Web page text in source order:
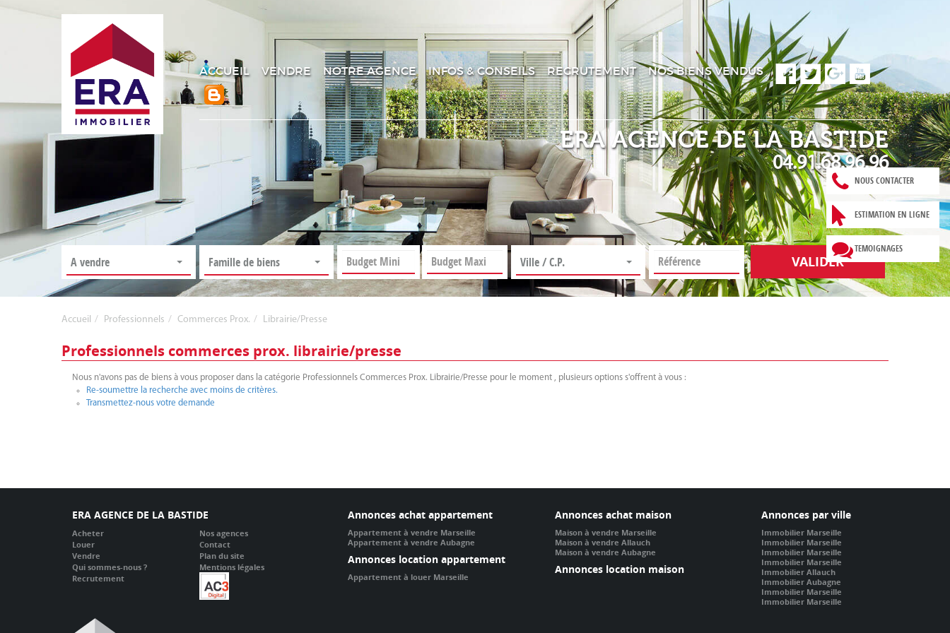
NOUS CONTACTER
ESTIMATION EN LIGNE
TEMOIGNAGES
ACCUEIL VENDRE NOTRE AGENCE INFOS & CONSEILS RECRUTEMENT NOS BIENS VENDUS
ERA AGENCE DE LA BASTIDE
04.91.68.96.96
A vendre Famille de biens Ville / C.P. VALIDER
Accueil Professionnels Commerces Prox. Librairie/Presse
Professionnels commerces prox. librairie/presse
Nous n'avons pas de biens à vous proposer dans la catégorie Professionnels Commerces Prox. Librairie/Presse pour le moment , plusieurs options s'offrent à vous :
Re-soumettre la recherche avec moins de critères.
Transmettez-nous votre demande
ERA AGENCE DE LA BASTIDE
Acheter
Louer
Vendre
Qui sommes-nous ?
Recrutement
Nos agences
Contact
Plan du site
Mentions légales
Annonces achat appartement
Appartement à vendre Marseille
Appartement à vendre Aubagne
Annonces location appartement
Appartement à louer Marseille
Annonces achat maison
Maison à vendre Marseille
Maison à vendre Allauch
Maison à vendre Aubagne
Annonces location maison
Annonces par ville
Immobilier Marseille
Immobilier Marseille
Immobilier Marseille
Immobilier Marseille
Immobilier Allauch
Immobilier Aubagne
Immobilier Marseille
Immobilier Marseille